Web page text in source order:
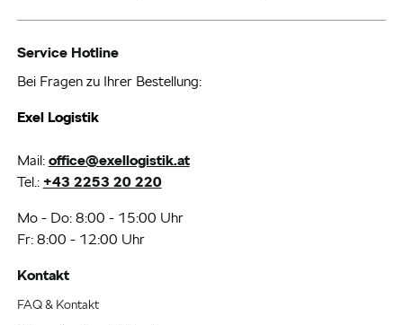
Service Hotline
Bei Fragen zu Ihrer Bestellung:
Exel Logistik
Mail: office@exellogistik.at
Tel.: +43 2253 20 220
Mo - Do: 8:00 - 15:00 Uhr
Fr: 8:00 - 12:00 Uhr
Kontakt
FAQ & Kontakt